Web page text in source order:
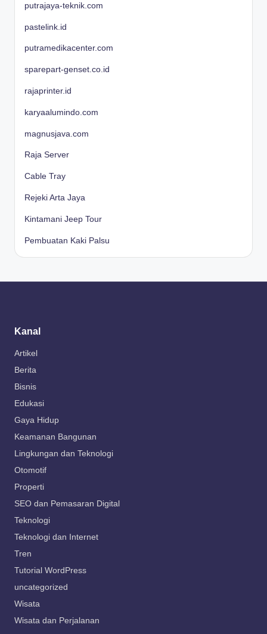
putrajaya-teknik.com
pastelink.id
putramedikacenter.com
sparepart-genset.co.id
rajaprinter.id
karyaalumindo.com
magnusjava.com
Raja Server
Cable Tray
Rejeki Arta Jaya
Kintamani Jeep Tour
Pembuatan Kaki Palsu
Kanal
Artikel
Berita
Bisnis
Edukasi
Gaya Hidup
Keamanan Bangunan
Lingkungan dan Teknologi
Otomotif
Properti
SEO dan Pemasaran Digital
Teknologi
Teknologi dan Internet
Tren
Tutorial WordPress
uncategorized
Wisata
Wisata dan Perjalanan